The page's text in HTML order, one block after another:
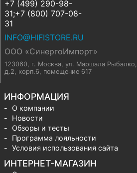
+7 (499) 290-98-
31;+7 (800) 707-08-
31
INFO@HIFISTORE.RU
ООО «СинергоИмпорт»
123060, г. Москва, ул. Маршала Рыбалко,
д.2, корп.6, помещение 617
ИНФОРМАЦИЯ
О компании
Новости
Обзоры и тесты
Программа лояльности
Условия использования сайта
ИНТЕРНЕТ-МАГАЗИН